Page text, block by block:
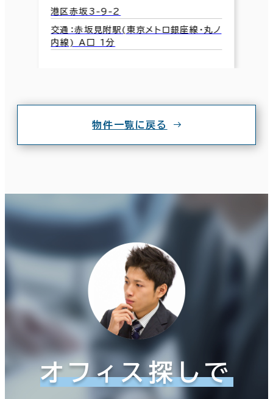
港区赤坂3-9-2
交通：赤坂見附駅(東京メトロ銀座線･丸ノ
内線) A口 1分
物件一覧に戻る
オフィス探しで